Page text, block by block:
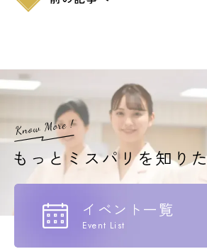
イベント一覧
Event List